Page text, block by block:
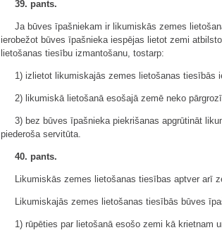
39. pants.
Ja būves īpašniekam ir likumiskās zemes
ierobežot būves īpašnieka iespējas lietot zemi
lietošanas tiesību izmantošanu, tostarp:
1) izlietot likumiskajās zemes lietošanas
2) likumiskā lietošanā esošajā zemē neko
3) bez būves īpašnieka piekrišanas apgrūtināt
piederoša servitūta.
40. pants.
Likumiskās zemes lietošanas tiesības aptver arī
Likumiskajās zemes lietošanas tiesībās būves
1) rūpēties par lietošanā esošo zemi kā krietnam